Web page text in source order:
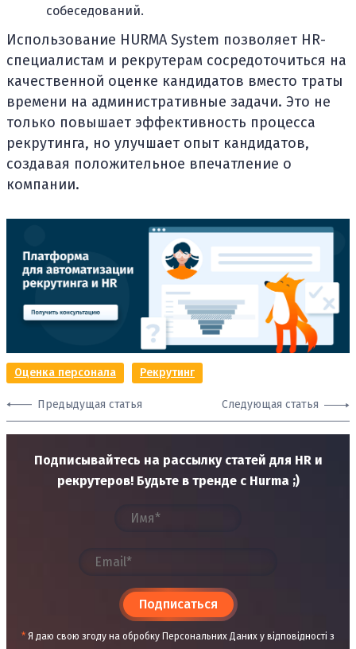
собеседований.
Использование HURMA System позволяет HR-
специалистам и рекрутерам сосредоточиться на
качественной оценке кандидатов вместо траты
времени на административные задачи. Это не
только повышает эффективность процесса
рекрутинга, но улучшает опыт кандидатов,
создавая положительное впечатление о
компании.
Оценка персонала Рекрутинг
Предыдущая статья Следующая статья
Подписывайтесь на рассылку статей для HR и
рекрутеров! Будьте в тренде с Hurma ;)
Подписаться
* Я даю свою згоду на обробку Персональних Даних у відповідності з